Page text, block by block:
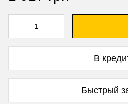
В
Быстрый